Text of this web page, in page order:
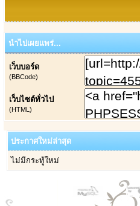
นำไปเผยแพร่...
เว็บบอร์ด
(BBCode)
เว็บไซต์ทั่วไป
(HTML)
ประกาศใหม่ล่าสุด
ไม่มีกระทู้ใหม่